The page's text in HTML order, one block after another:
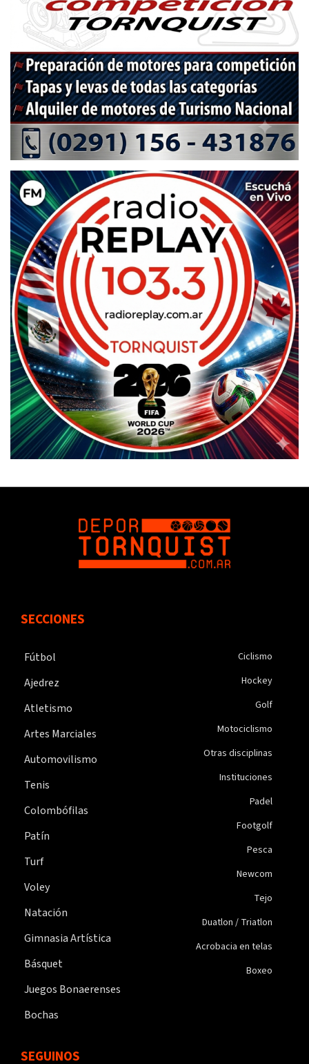
SECCIONES
Fútbol
Ajedrez
Atletismo
Artes Marciales
Automovilismo
Tenis
Colombófilas
Patín
Turf
Voley
Natación
Gimnasia Artística
Básquet
Juegos Bonaerenses
Bochas
Ciclismo
Hockey
Golf
Motociclismo
Otras disciplinas
Instituciones
Padel
Footgolf
Pesca
Newcom
Tejo
Duatlon / Triatlon
Acrobacia en telas
Boxeo
SEGUINOS